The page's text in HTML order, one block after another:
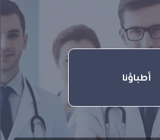
أطباؤنا